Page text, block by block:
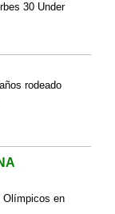
30 Under
rodeado
Olímpicos en